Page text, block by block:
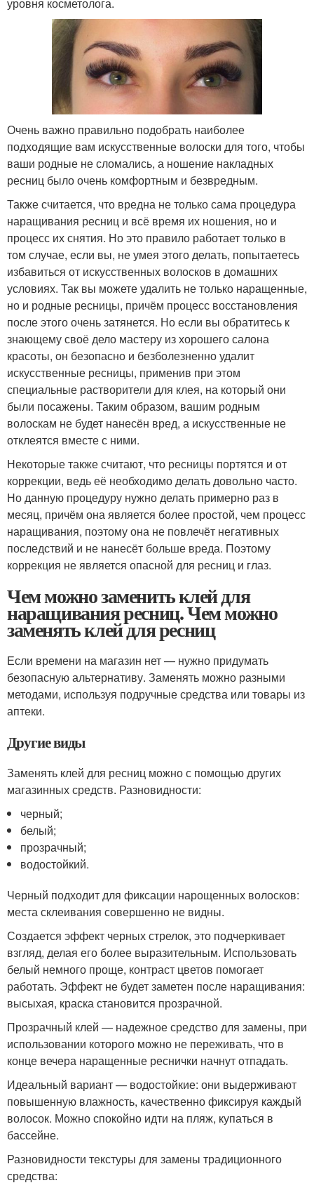
Очень важно правильно подобрать наиболее
подходящие вам искусственные волоски для того, чтобы
ваши родные не сломались, а ношение накладных
ресниц было очень комфортным и безвредным.
Также считается, что вредна не только сама процедура
наращивания ресниц и всё время их ношения, но и
процесс их снятия. Но это правило работает только в
том случае, если вы, не умея этого делать, попытаетесь
избавиться от искусственных волосков в домашних
условиях. Так вы можете удалить не только наращенные,
но и родные ресницы, причём процесс восстановления
после этого очень затянется. Но если вы обратитесь к
знающему своё дело мастеру из хорошего салона
красоты, он безопасно и безболезненно удалит
искусственные ресницы, применив при этом
специальные растворители для клея, на который они
были посажены. Таким образом, вашим родным
волоскам не будет нанесён вред, а искусственные не
отклеятся вместе с ними.
Некоторые также считают, что ресницы портятся и от
коррекции, ведь её необходимо делать довольно часто.
Но данную процедуру нужно делать примерно раз в
месяц, причём она является более простой, чем процесс
наращивания, поэтому она не повлечёт негативных
последствий и не нанесёт больше вреда. Поэтому
коррекция не является опасной для ресниц и глаз.
Чем можно заменить клей для
наращивания ресниц. Чем можно
заменять клей для ресниц
Если времени на магазин нет — нужно придумать
безопасную альтернативу. Заменять можно разными
методами, используя подручные средства или товары из
аптеки.
Другие виды
Заменять клей для ресниц можно с помощью других
магазинных средств. Разновидности:
черный;
белый;
прозрачный;
водостойкий.
Черный подходит для фиксации нарощенных волосков:
места склеивания совершенно не видны.
Создается эффект черных стрелок, это подчеркивает
взгляд, делая его более выразительным. Использовать
белый немного проще, контраст цветов помогает
работать. Эффект не будет заметен после наращивания:
высыхая, краска становится прозрачной.
Прозрачный клей — надежное средство для замены, при
использовании которого можно не переживать, что в
конце вечера наращенные реснички начнут отпадать.
Идеальный вариант — водостойкие: они выдерживают
повышенную влажность, качественно фиксируя каждый
волосок. Можно спокойно идти на пляж, купаться в
бассейне.
Разновидности текстуры для замены традиционного
средства: